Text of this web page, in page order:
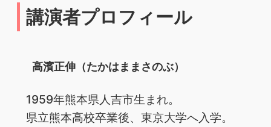
講演者プロフィール
高濱正伸（たかはままさのぶ）
1959年熊本県人吉市生まれ。
県立熊本高校卒業後、東京大学へ入学。